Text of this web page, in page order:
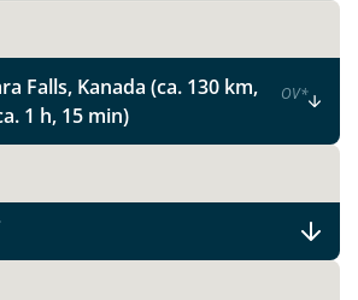
Falls, Kanada (ca. 130 km,
1 h, 15 min)
OV*